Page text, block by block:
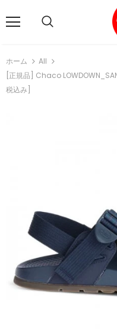
ホーム
All
[正規品] Chaco
税込み]